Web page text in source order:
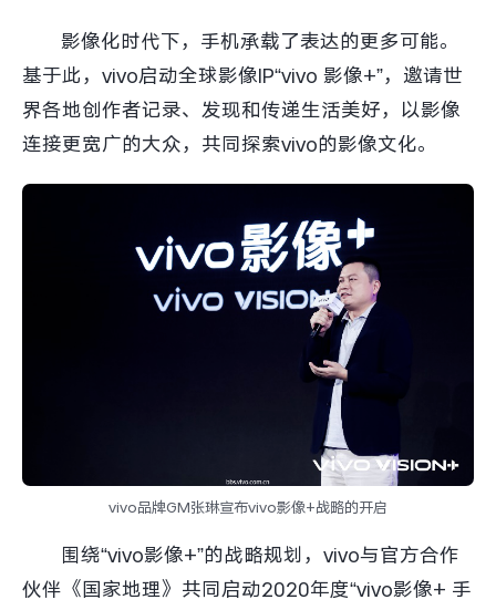
X Fold5 X200 Ultra
全部S机型 对比S机型
Y50 5G Y50m 5G
对比Y机型
iQOO 15 Ultra iQOO Z11 Turbo
iQOO 15
对比iQOO机型
iQOO Pad6 Pro iQOO TWS 5e
vivo Vision
影像化时代下，手机承载了表达的更多可能。
基于此，vivo启动全球影像IP“vivo 影像+”，邀请世
界各地创作者记录、发现和传递生活美好，以影像
连接更宽广的大众，共同探索vivo的影像文化。
vivo品牌GM张琳宣布vivo影像+战略的开启
围绕“vivo影像+”的战略规划，vivo与官方合作
伙伴《国家地理》共同启动2020年度“vivo影像+ 手